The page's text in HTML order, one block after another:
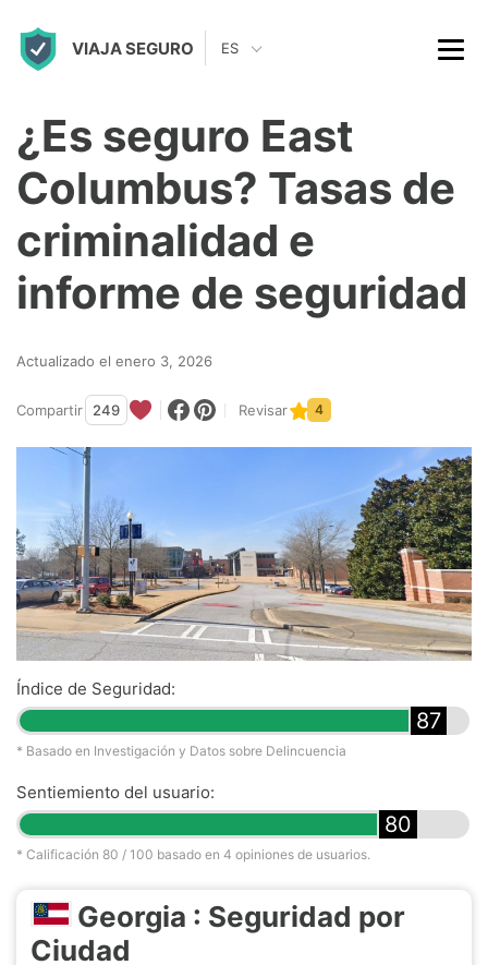
VIAJA SEGURO ES
¿Es seguro East
Columbus? Tasas de
criminalidad e
informe de seguridad
Actualizado el enero 3, 2026
Compartir 249 Revisar 4
Índice de Seguridad:
87
* Basado en Investigación y Datos sobre Delincuencia
Sentiemiento del usuario:
80
* Calificación 80 / 100 basado en 4 opiniones de usuarios.
Georgia : Seguridad por
Ciudad